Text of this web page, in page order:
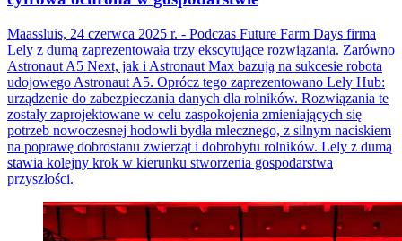
Maassluis, 24 czerwca 2025 r. - Podczas Future Farm Days firma
Lely z dumą zaprezentowała trzy ekscytujące rozwiązania. Zarówno
Astronaut A5 Next, jak i Astronaut Max bazują na sukcesie robota
udojowego Astronaut A5. Oprócz tego zaprezentowano Lely Hub:
urządzenie do zabezpieczania danych dla rolników. Rozwiązania te
zostały zaprojektowane w celu zaspokojenia zmieniających się
potrzeb nowoczesnej hodowli bydła mlecznego, z silnym naciskiem
na poprawę dobrostanu zwierząt i dobrobytu rolników. Lely z dumą
stawia kolejny krok w kierunku stworzenia gospodarstwa
przyszłości.